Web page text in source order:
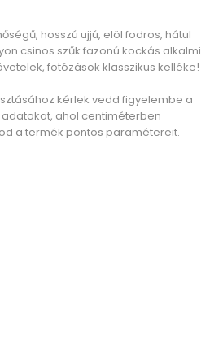
hosszú ujjú, elöl fodros, hátul
csinos szűk fazonú kockás alkalmi
fotózások klasszikus kelléke!
kérlek vedd figyelembe a
ahol centiméterben
a termék pontos paramétereit.